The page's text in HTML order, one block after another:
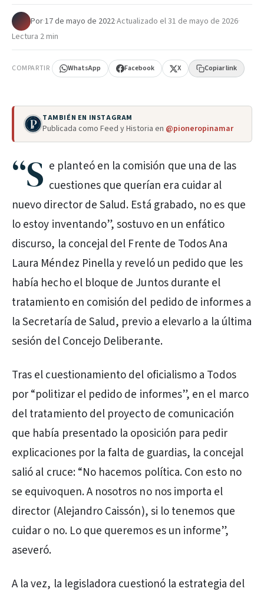
Por·17 de mayo de 2022·Actualizado el31 de mayo de 2026·
Lectura 2 min
COMPARTIR WhatsApp Facebook X Copiar link
TAMBIÉN EN INSTAGRAM
Publicada como Feed y Historia en @pioneropinamar
“S e planteó en la comisión que una de las
cuestiones que querían era cuidar al
nuevo director de Salud. Está grabado, no es que
lo estoy inventando”, sostuvo en un enfático
discurso, la concejal del Frente de Todos Ana
Laura Méndez Pinella y reveló un pedido que les
había hecho el bloque de Juntos durante el
tratamiento en comisión del pedido de informes a
la Secretaría de Salud, previo a elevarlo a la última
sesión del Concejo Deliberante.
Tras el cuestionamiento del oficialismo a Todos
por “politizar el pedido de informes”, en el marco
del tratamiento del proyecto de comunicación
que había presentado la oposición para pedir
explicaciones por la falta de guardias, la concejal
salió al cruce: “No hacemos política. Con esto no
se equivoquen. A nosotros no nos importa el
director (Alejandro Caissón), si lo tenemos que
cuidar o no. Lo que queremos es un informe”,
aseveró.
A la vez, la legisladora cuestionó la estrategia del